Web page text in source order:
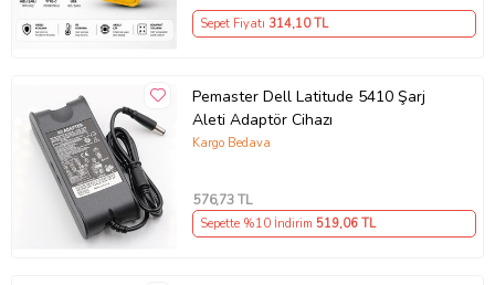
Sepet Fiyatı 314,10 TL
Pemaster Dell Latitude 5410 Şarj
Aleti Adaptör Cihazı
Kargo Bedava
576,73 TL
Sepette %10 İndirim 519,06 TL